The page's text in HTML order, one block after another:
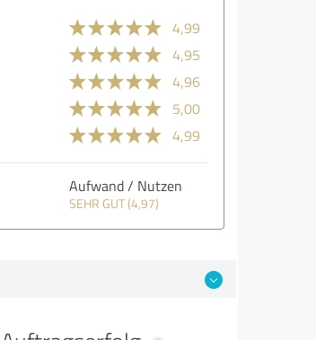
4,99
4,95
4,96
5,00
4,99
Aufwand / Nutzen
SEHR GUT (4,97)